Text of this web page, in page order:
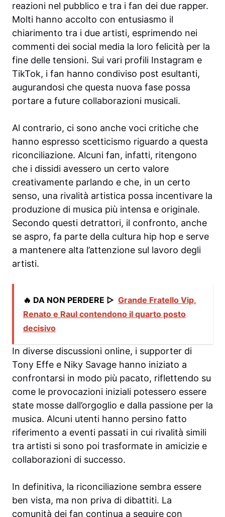
reazioni nel pubblico e tra i fan dei due rapper.
Molti hanno accolto con entusiasmo il
chiarimento tra i due artisti, esprimendo nei
commenti dei social media la loro felicità per la
fine delle tensioni. Sui vari profili Instagram e
TikTok, i fan hanno condiviso post esultanti,
augurandosi che questa nuova fase possa
portare a future collaborazioni musicali.
Al contrario, ci sono anche voci critiche che
hanno espresso scetticismo riguardo a questa
riconciliazione. Alcuni fan, infatti, ritengono
che i dissidi avessero un certo valore
creativamente parlando e che, in un certo
senso, una rivalità artistica possa incentivare la
produzione di musica più intensa e originale.
Secondo questi detrattori, il confronto, anche
se aspro, fa parte della cultura hip hop e serve
a mantenere alta l’attenzione sul lavoro degli
artisti.
🔥 DA NON PERDERE ▷ Grande Fratello Vip,
Renato e Raul contendono il quarto posto
decisivo
In diverse discussioni online, i supporter di
Tony Effe e Niky Savage hanno iniziato a
confrontarsi in modo più pacato, riflettendo su
come le provocazioni iniziali potessero essere
state mosse dall’orgoglio e dalla passione per la
musica. Alcuni utenti hanno persino fatto
riferimento a eventi passati in cui rivalità simili
tra artisti si sono poi trasformate in amicizie e
collaborazioni di successo.
In definitiva, la riconciliazione sembra essere
ben vista, ma non priva di dibattiti. La
comunità dei fan continua a seguire con